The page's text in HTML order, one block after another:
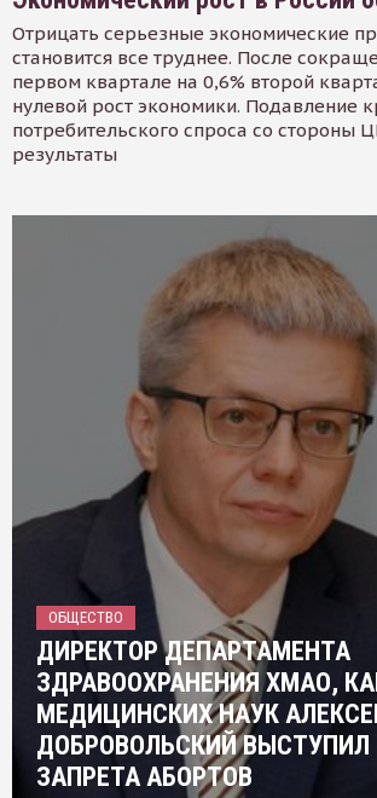
Отрицать серьезные экономические
становится все труднее. После
первом квартале на 0,6% второй
нулевой рост экономики. Подавление
потребительского спроса со стороны
результаты
ОБЩЕСТВО
ДИРЕКТОР ДЕПАРТАМЕНТА
ЗДРАВООХРАНЕНИЯ ХМАО,
МЕДИЦИНСКИХ НАУК
ДОБРОВОЛЬСКИЙ ВЫСТУПИЛ
ЗАПРЕТА АБОРТОВ